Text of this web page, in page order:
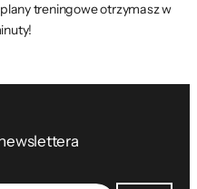
treningowe otrzymasz w